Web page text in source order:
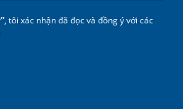
, tôi xác nhận đã đọc và đồng ý với các